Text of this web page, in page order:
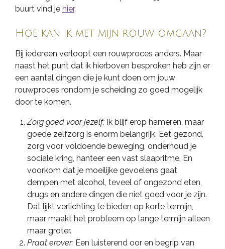
buurt vind je hier.
Hoe kan ik met mijn rouw omgaan?
Bij iedereen verloopt een rouwproces anders. Maar
naast het punt dat ik hierboven besproken heb zijn er
een aantal dingen die je kunt doen om jouw
rouwproces rondom je scheiding zo goed mogelijk
door te komen.
Zorg goed voor jezelf: Ik blijf erop hameren, maar
goede zelfzorg is enorm belangrijk. Eet gezond,
zorg voor voldoende beweging, onderhoud je
sociale kring, hanteer een vast slaapritme. En
voorkom dat je moeilijke gevoelens gaat
dempen met alcohol, teveel of ongezond eten,
drugs en andere dingen die niet goed voor je zijn.
Dat lijkt verlichting te bieden op korte termijn,
maar maakt het probleem op lange termijn alleen
maar groter.
Praat erover: Een luisterend oor en begrip van